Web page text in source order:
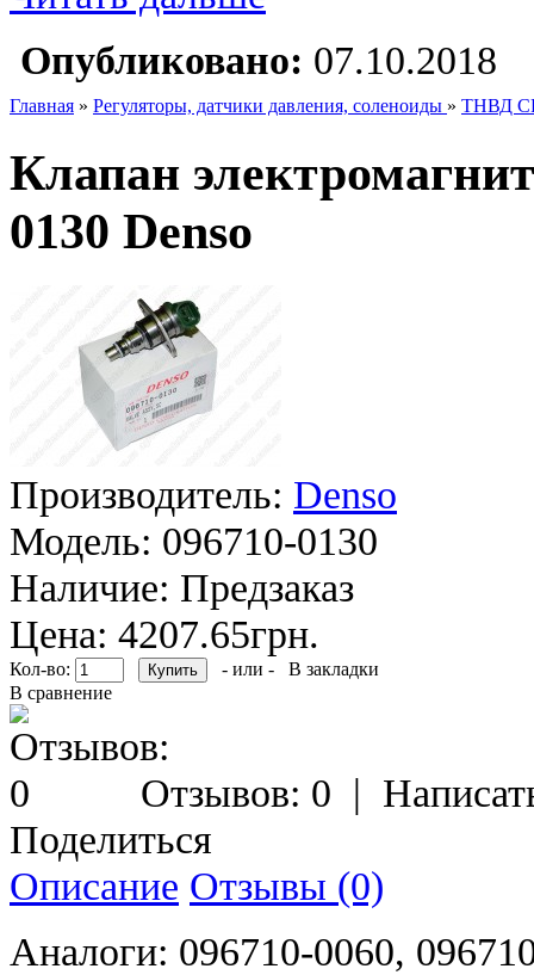
Опубликовано: 07.10.2018
Главная » Регуляторы, датчики давления, соленоиды » ТНВД
Клапан
0130 Denso
Производитель: Denso
Модель: 096710-0130
Наличие: Предзаказ
Цена: 4207.65грн.
Кол-во: - или -
В закладки
В сравнение
Отзывов: 0 |
Поделиться
Описание Отзывы (0)
Аналоги: 096710-0060,